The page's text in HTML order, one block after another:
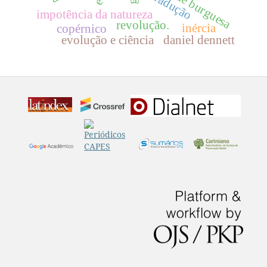
impotência da natureza
revolução.
copérnico inércia
daniel dennett
evolução e ciência